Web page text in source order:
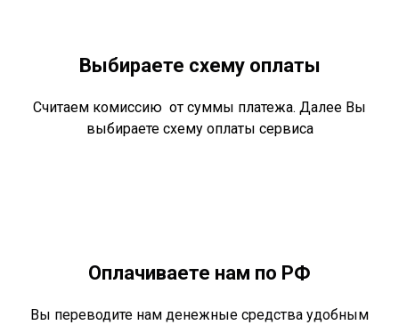
Выбираете схему оплаты
Считаем комиссию от суммы платежа. Далее Вы
выбираете схему оплаты сервиса
Оплачиваете нам по РФ
Вы переводите нам денежные средства удобным